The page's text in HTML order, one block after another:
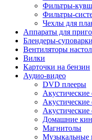
Фильтры-
Фильтры-
Чехлы для
Аппараты для
Блендеры-суповарки
Вентиляторы
Вилки
Карточки на бензин
Аудио-видео
DVD плееры
Акустические
Домашние
Магнитолы
Музыкальные